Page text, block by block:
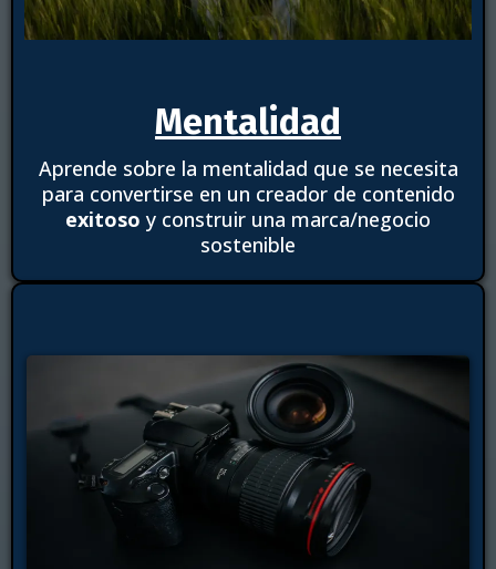
Mentalidad
Aprende sobre la mentalidad que se necesita
para convertirse en un creador de contenido
exitoso y construir una marca/negocio
sostenible